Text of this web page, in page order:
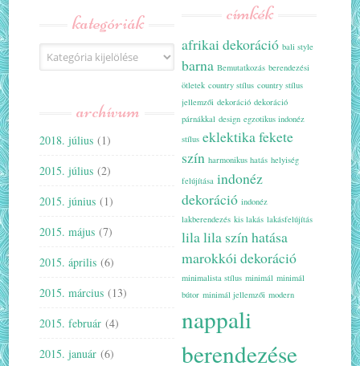
kategóriák
Kategóriák
archívum
2018. július (1)
2015. július (2)
2015. június (1)
2015. május (7)
2015. április (6)
2015. március (13)
2015. február (4)
2015. január (6)
címkék
afrikai dekoráció bali style
barna Bemutatkozás berendezési
ötletek country stílus country stílus
jellemzői dekoráció dekoráció
párnákkal design egzotikus indonéz
stílus eklektikafekete
szín harmonikus hatás helyiség
felújítása indonéz
dekoráció indonéz
lakberendezés kis lakás lakásfelújítás
lilalila szín hatása
marokkói dekoráció
minimalista stílus minimál minimál
bútor minimál jellemzői modern
nappali
berendezése